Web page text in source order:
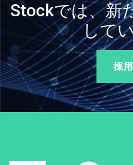
Stockでは、新
して
採